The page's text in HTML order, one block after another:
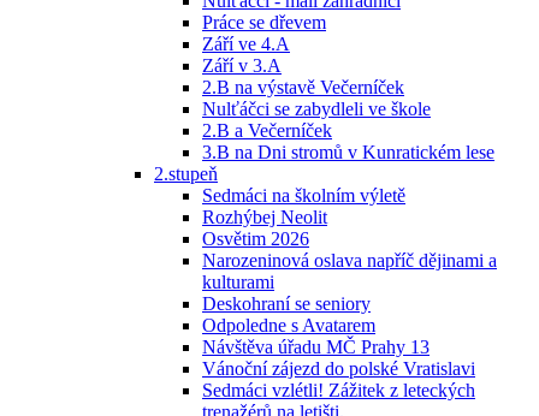
Práce se dřevem
Září ve 4.A
Září v 3.A
2.B na výstavě Večerníček
Nulťáčci se zabydleli ve škole
2.B a Večerníček
3.B na Dni stromů v Kunratickém lese
2.stupeň
Sedmáci na školním výletě
Rozhýbej Neolit
Osvětim 2026
Narozeninová oslava napříč dějinami a
kulturami
Deskohraní se seniory
Odpoledne s Avatarem
Návštěva úřadu MČ Prahy 13
Vánoční zájezd do polské Vratislavi
Sedmáci vzlétli! Zážitek z leteckých
trenažérů na letišti.